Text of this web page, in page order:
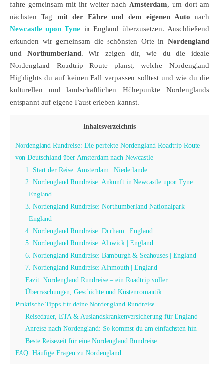
fahre gemeinsam mit ihr weiter nach Amsterdam, um dort am
nächsten Tag mit der Fähre und dem eigenen Auto nach
Newcastle upon Tyne in England überzusetzen. Anschließend
erkunden wir gemeinsam die schönsten Orte in Nordengland
und Northumberland. Wir zeigen dir, wie du die ideale
Nordengland Roadtrip Route planst, welche Nordengland
Highlights du auf keinen Fall verpassen solltest und wie du die
kulturellen und landschaftlichen Höhepunkte Nordenglands
entspannt auf eigene Faust erleben kannst.
Inhaltsverzeichnis
Nordengland Rundreise: Die perfekte Nordengland Roadtrip Route
von Deutschland über Amsterdam nach Newcastle
1. Start der Reise: Amsterdam | Niederlande
2. Nordengland Rundreise: Ankunft in Newcastle upon Tyne
| England
3. Nordengland Rundreise: Northumberland Nationalpark
| England
4. Nordengland Rundreise: Durham | England
5. Nordengland Rundreise: Alnwick | England
6. Nordengland Rundreise: Bamburgh & Seahouses | England
7. Nordengland Rundreise: Alnmouth | England
Fazit: Nordengland Rundreise – ein Roadtrip voller
Überraschungen, Geschichte und Küstenromantik
Praktische Tipps für deine Nordengland Rundreise
Reisedauer, ETA & Auslandskrankenversicherung für England
Anreise nach Nordengland: So kommst du am einfachsten hin
Beste Reisezeit für eine Nordengland Rundreise
FAQ: Häufige Fragen zu Nordengland